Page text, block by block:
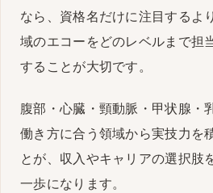
なら、資格名だけに注目するよ
域のエコーをどのレベルまで担
することが大切です。
腹部・心臓・頸動脈・甲状腺・
働き方に合う領域から実技力を
とが、収入やキャリアの選択肢
一歩になります。